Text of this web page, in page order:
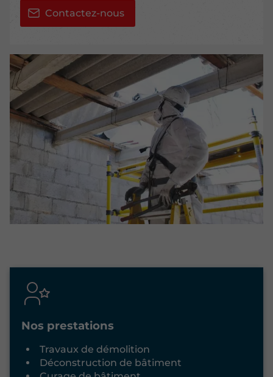
Contactez-nous
Nos prestations
Travaux de démolition
Déconstruction de bâtiment